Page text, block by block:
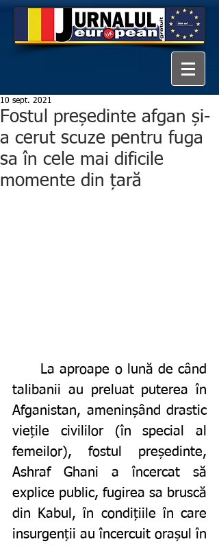
Fostul președinte afgan și-
a cerut scuze pentru fuga
sa în cele mai dificile
momente din țară
10 sept. 2021
La aproape o lună de când
talibanii au preluat puterea în
Afganistan, ameninșând drastic
viețile civililor (în special al
femeilor), fostul președinte,
Ashraf Ghani a încercat să
explice public, fugirea sa bruscă
din Kabul, în condițiile în care
insurgenții au încercuit orașul în